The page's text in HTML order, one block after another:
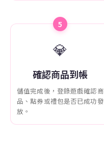
5
💎
確認商品到帳
儲值完成後，登錄遊戲確認商
品、點券或禮包是否已成功發
放。